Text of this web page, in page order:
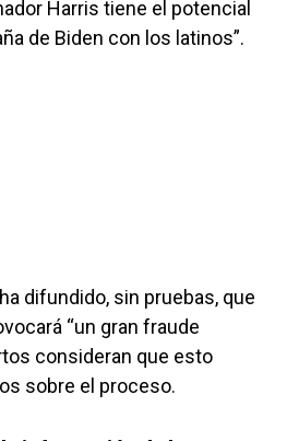
Harris tiene el potencial
de Biden con los latinos”.
difundido, sin pruebas, que
“un gran fraude
consideran que esto
sobre el proceso.